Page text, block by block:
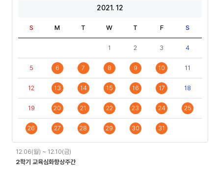
2021. 12
S M T W T F S
1 2 3 4
5 6 7 8 9 10 11
12 13 14 15 16 17 18
19 20 21 22 23 24 25
26 27 28 29 30 31
12.06(월) ~ 12.10(금)
2학기 교육심화향상주간